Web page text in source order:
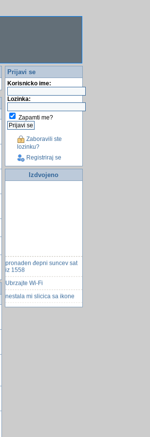
Prijavi se
Korisnicko ime:
Lozinka:
Zapamti me?
Zaboravili ste
lozinku?
Registriraj se
Izdvojeno
pronaden đepni suncev sat
iz 1558
Ubrzajte Wi-Fi
nestala mi slicica sa ikone
windows 7 problem